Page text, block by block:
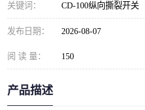
关键词： CD-100纵向撕裂开关
发布日期： 2026-08-07
阅 读 量： 150
产品描述